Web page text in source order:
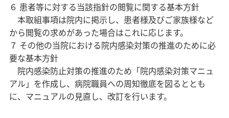
６ 患者等に対する当該指針の閲覧に関する基本方針
本取組事項は院内に掲示し、患者様及びご家族様など
から閲覧の求めがあった場合はこれに応じます。
７ その他の当院における院内感染対策の推進のために必
要な基本方針
院内感染防止対策の推進のため「院内感染対策マニュ
アル」を作成し、病院職員への周知徹底を図るととも
に、マニュアルの見直し、改訂を行います。